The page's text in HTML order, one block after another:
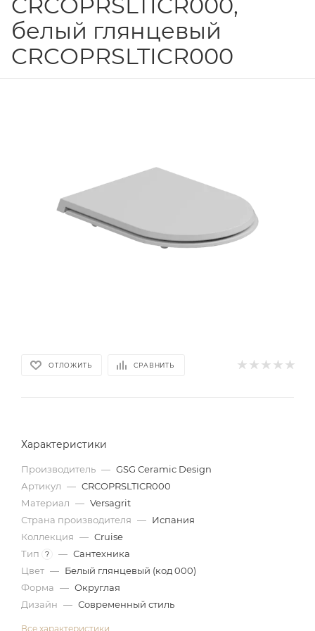
белый глянцевый
CRCOPRSLTICR000
ОТЛОЖИТЬ СРАВНИТЬ
Характеристики
Производитель — GSG Ceramic Design
Артикул — CRCOPRSLTICR000
Материал — Versagrit
Страна производителя — Испания
Коллекция — Cruise
Тип
? — Сантехника
Цвет — Белый глянцевый (код 000)
Форма — Округлая
Дизайн — Современный стиль
Все характеристики